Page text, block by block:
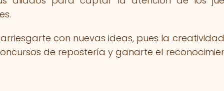
con nuevas ideas, pues la
de repostería y ganarte el